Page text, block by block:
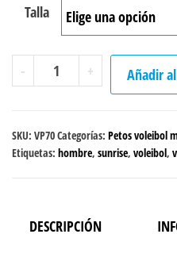
Talla
-
Peto
sencillo
"Sunrise"
Masculino
+ Añadir
SKU: VP70Categorías: Petos voleibol
Etiquetas: hombre, sunrise, voleibol,
DESCRIPCIÓN